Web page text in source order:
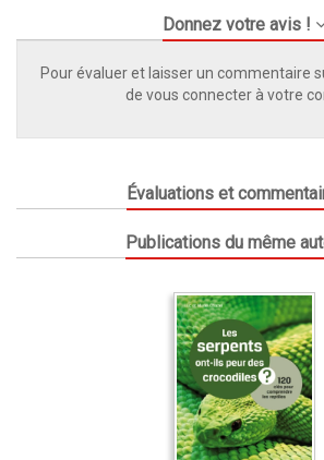
Donnez votre avis !
Pour évaluer et laisser un commentaire
de vous connecter à votre
Évaluations et
Publications du même